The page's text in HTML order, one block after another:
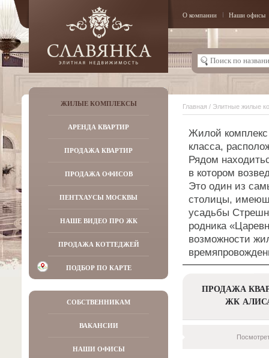
О компании Наши офисы
ЖИЛЫЕ КОМПЛЕКСЫ
АРЕНДА КВАРТИР
ПРОДАЖА КВАРТИР
ПРОДАЖА ОФИСОВ
ПЕНТХАУСЫ МОСКВЫ
НАШЕ ВИДЕО ПРО ЖК
ПРОДАЖА КОТТЕДЖЕЙ
ПОДБОР ПО КАРТЕ
СОБСТВЕННИКАМ
ВАКАНСИИ
НАШИ ОФИСЫ
Главная / Элитные жилые
Жилой
класса,
Рядом
в котором
Это один из
столицы,
усадьбы
родника
возможности
ПРОДАЖА
ЖК